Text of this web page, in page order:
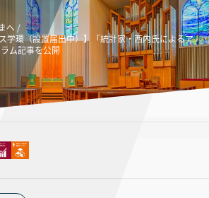
へ
学環（設置届出中）】「統計家・西内氏によるア
ム記事を公開